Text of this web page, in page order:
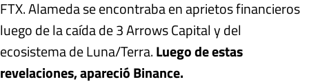
FTX. Alameda se encontraba en aprietos financieros
luego de la caída de 3 Arrows Capital y del
ecosistema de Luna/Terra.Luego de estas
revelaciones, apareció Binance.